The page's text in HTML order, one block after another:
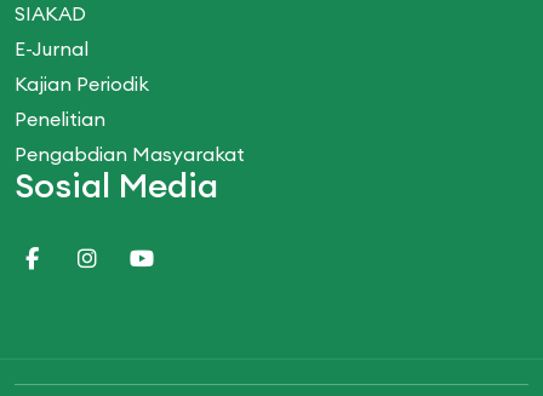
SIAKAD
E-Jurnal
Kajian Periodik
Penelitian
Pengabdian Masyarakat
Sosial Media